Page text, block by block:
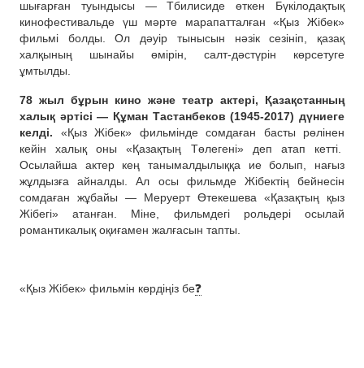
шығарған туындысы — Тбилисиде өткен Бүкілодақтық
кинофестивальде үш мәрте марапатталған «Қыз Жібек»
фильмі болды. Ол дәуір тынысын нәзік сезініп, қазақ
халқының шынайы өмірін, салт-дәстүрін көрсетуге
ұмтылды.
78 жыл бұрын кино және театр актері, Қазақстанның
халық әртісі — Құман Тастанбеков (1945-2017) дүниеге
келді. «Қыз Жібек» фильмінде сомдаған басты рөлінен
кейін халық оны «Қазақтың Төлегені» деп атап кетті.
Осылайша актер кең танымалдылыққа ие болып, нағыз
жұлдызға айналды. Ал осы фильмде Жібектің бейнесін
сомдаған жұбайы — Меруерт Өтекешева «Қазақтың қыз
Жібегі» атанған. Міне, фильмдегі рольдері осылай
романтикалық оқиғамен жалғасын тапты.
«Қыз Жібек» фильмін көрдіңіз бе❓